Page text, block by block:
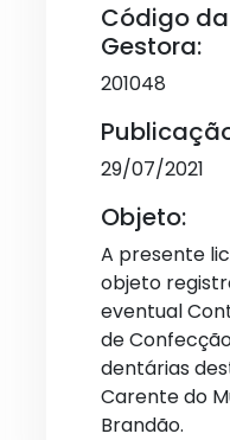
Código
Gestora:
201048
29/07/2021
Objeto:
A presente
objeto
eventual
de
dentárias
Carente do
Brandão.